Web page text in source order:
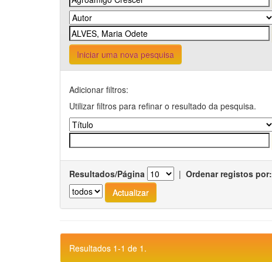
Iniciar uma nova pesquisa
Adicionar filtros:
Utilizar filtros para refinar o resultado da pesquisa.
Resultados/Página | Ordenar registos por:
Resultados 1-1 de 1.